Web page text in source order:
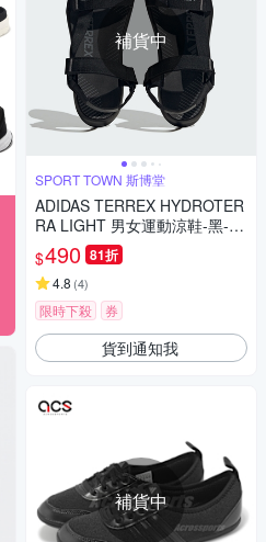
補貨中
SPORT TOWN 斯博堂
ADIDAS TERREX HYDROTER
RA LIGHT 男女運動涼鞋-黑-ID
4273
$490 81折
4.8 (4)
限時下殺 券
貨到通知我
補貨中